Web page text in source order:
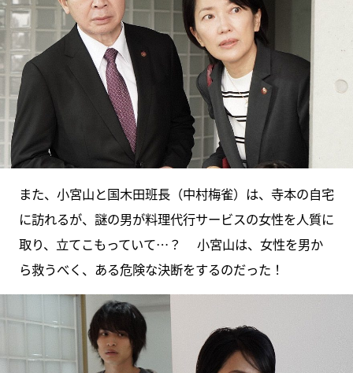
また、小宮山と国木田班長（中村梅雀）は、寺本の自宅
に訪れるが、謎の男が料理代行サービスの女性を人質に
取り、立てこもっていて…？ 小宮山は、女性を男か
ら救うべく、ある危険な決断をするのだった！